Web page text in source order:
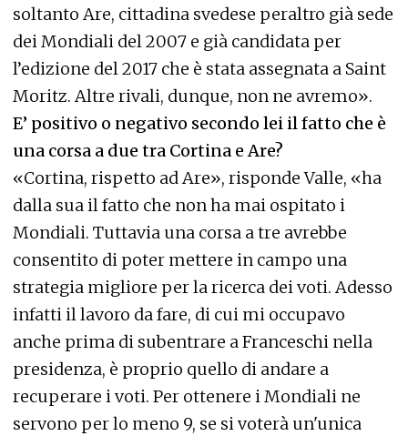
soltanto Are, cittadina svedese peraltro già sede
dei Mondiali del 2007 e già candidata per
l’edizione del 2017 che è stata assegnata a Saint
Moritz. Altre rivali, dunque, non ne avremo».
E’ positivo o negativo secondo lei il fatto che è
una corsa a due tra Cortina e Are?
«Cortina, rispetto ad Are», risponde Valle, «ha
dalla sua il fatto che non ha mai ospitato i
Mondiali. Tuttavia una corsa a tre avrebbe
consentito di poter mettere in campo una
strategia migliore per la ricerca dei voti. Adesso
infatti il lavoro da fare, di cui mi occupavo
anche prima di subentrare a Franceschi nella
presidenza, è proprio quello di andare a
recuperare i voti. Per ottenere i Mondiali ne
servono per lo meno 9, se si voterà un'unica